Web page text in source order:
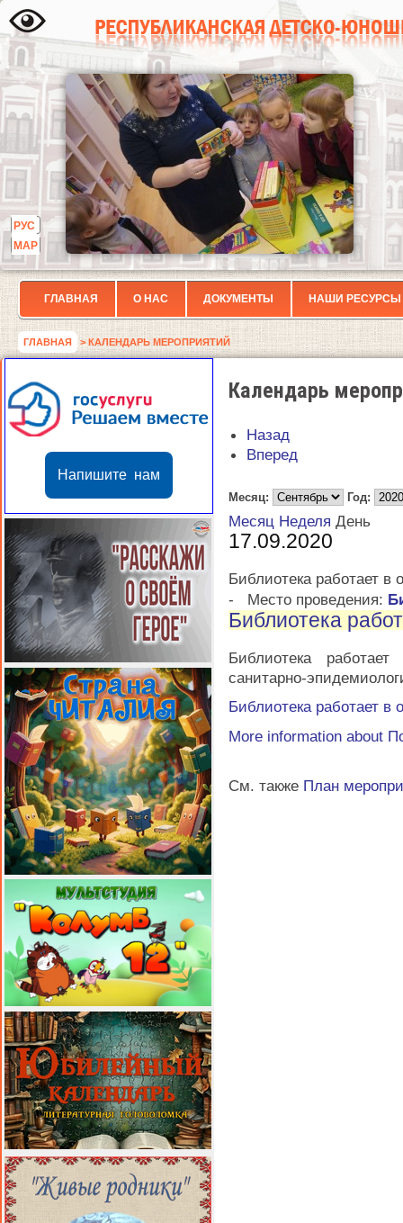
РУС
МАР
ГЛАВНАЯ О НАС ДОКУМЕНТЫ НАШИ РЕСУРСЫ
ГЛАВНАЯ > КАЛЕНДАРЬ МЕРОПРИЯТИЙ
Напишите нам
Календарь
Назад
Вперед
Месяц: Год:
Месяц Неделя День
17.09.2020
Библиотека работает
-
Место проведения:
Библиотека
Библиотека
санитарно-
Библиотека работает
More information about
См. также План